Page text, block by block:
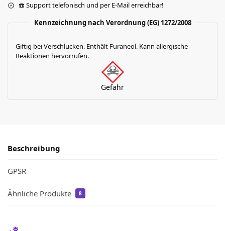
☎️ Support telefonisch und per E-Mail erreichbar!
Kennzeichnung nach Verordnung (EG) 1272/2008
Giftig bei Verschlucken. Enthält Furaneol. Kann allergische
Reaktionen hervorrufen.
Gefahr
Beschreibung
GPSR
Ähnliche Produkte 8